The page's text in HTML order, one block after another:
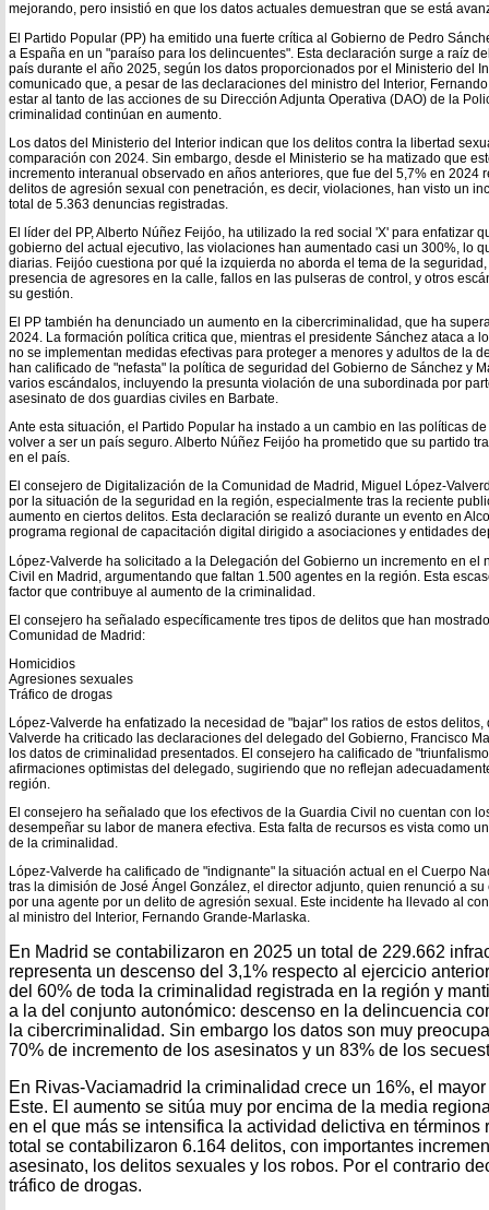
mejorando, pero insistió en que los datos actuales demuestran que se está
El Partido Popular (PP) ha emitido una fuerte crítica al Gobierno de Pedro
a España en un "paraíso para los delincuentes". Esta declaración surge a raíz
país durante el año 2025, según los datos proporcionados por el Ministerio del
comunicado que, a pesar de las declaraciones del ministro del Interior,
estar al tanto de las acciones de su Dirección Adjunta Operativa (DAO) de la
criminalidad continúan en aumento.
Los datos del Ministerio del Interior indican que los delitos contra la libertad
comparación con 2024. Sin embargo, desde el Ministerio se ha matizado que
incremento interanual observado en años anteriores, que fue del 5,7% en 2024
delitos de agresión sexual con penetración, es decir, violaciones, han visto un
total de 5.363 denuncias registradas.
El líder del PP, Alberto Núñez Feijóo, ha utilizado la red social 'X' para enfatizar
gobierno del actual ejecutivo, las violaciones han aumentado casi un 300%, lo
diarias. Feijóo cuestiona por qué la izquierda no aborda el tema de la
presencia de agresores en la calle, fallos en las pulseras de control, y otros
su gestión.
El PP también ha denunciado un aumento en la cibercriminalidad, que ha
2024. La formación política critica que, mientras el presidente Sánchez ataca a
no se implementan medidas efectivas para proteger a menores y adultos de la
han calificado de "nefasta" la política de seguridad del Gobierno de Sánchez y
varios escándalos, incluyendo la presunta violación de una subordinada por
asesinato de dos guardias civiles en Barbate.
Ante esta situación, el Partido Popular ha instado a un cambio en las políticas
volver a ser un país seguro. Alberto Núñez Feijóo ha prometido que su partido
en el país.
El consejero de Digitalización de la Comunidad de Madrid, Miguel López-
por la situación de la seguridad en la región, especialmente tras la reciente
aumento en ciertos delitos. Esta declaración se realizó durante un evento en
programa regional de capacitación digital dirigido a asociaciones y entidades
López-Valverde ha solicitado a la Delegación del Gobierno un incremento en el
Civil en Madrid, argumentando que faltan 1.500 agentes en la región. Esta
factor que contribuye al aumento de la criminalidad.
El consejero ha señalado específicamente tres tipos de delitos que han
Comunidad de Madrid:
Homicidios
Agresiones sexuales
Tráfico de drogas
López-Valverde ha enfatizado la necesidad de "bajar" los ratios de estos
Valverde ha criticado las declaraciones del delegado del Gobierno, Francisco
los datos de criminalidad presentados. El consejero ha calificado de
afirmaciones optimistas del delegado, sugiriendo que no reflejan
región.
El consejero ha señalado que los efectivos de la Guardia Civil no cuentan con
desempeñar su labor de manera efectiva. Esta falta de recursos es vista como
de la criminalidad.
López-Valverde ha calificado de "indignante" la situación actual en el Cuerpo
tras la dimisión de José Ángel González, el director adjunto, quien renunció a
por una agente por un delito de agresión sexual. Este incidente ha llevado al
al ministro del Interior, Fernando Grande-Marlaska.
En Madrid se contabilizaron en 2025 un total de 229.662
representa un descenso del 3,1% respecto al ejercicio
del 60% de toda la criminalidad registrada en la región y
a la del conjunto autonómico: descenso en la delincuencia
la cibercriminalidad. Sin embargo los datos son muy
70% de incremento de los asesinatos y un 83% de los
En Rivas-Vaciamadrid la criminalidad crece un 16%, el
Este. El aumento se sitúa muy por encima de la media
en el que más se intensifica la actividad delictiva en términos
total se contabilizaron 6.164 delitos, con importantes
asesinato, los delitos sexuales y los robos. Por el contrario
tráfico de drogas.